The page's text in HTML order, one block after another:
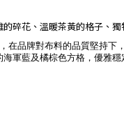
碎花、溫暖茶黃的格子、
，在品牌對布料的品質堅持下，
軍藍及橘棕色方格，優雅